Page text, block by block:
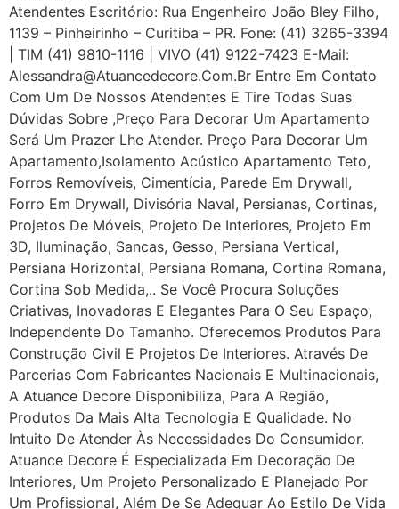
Atendentes Escritório: Rua Engenheiro João Bley Filho,
1139 – Pinheirinho – Curitiba – PR. Fone: (41) 3265-3394
| TIM (41) 9810-1116 | VIVO (41) 9122-7423 E-Mail:
Alessandra@atuancedecore.com.br Entre Em Contato
Com Um De Nossos Atendentes E Tire Todas Suas
Dúvidas Sobre ,Preço Para Decorar Um Apartamento
Será Um Prazer Lhe Atender. Preço Para Decorar Um
Apartamento,Isolamento Acústico Apartamento Teto,
Forros Removíveis, Cimentícia, Parede Em Drywall,
Forro Em Drywall, Divisória Naval, Persianas, Cortinas,
Projetos De Móveis, Projeto De Interiores, Projeto Em
3D, Iluminação, Sancas, Gesso, Persiana Vertical,
Persiana Horizontal, Persiana Romana, Cortina Romana,
Cortina Sob Medida,.. Se Você Procura Soluções
Criativas, Inovadoras E Elegantes Para O Seu Espaço,
Independente Do Tamanho. Oferecemos Produtos Para
Construção Civil E Projetos De Interiores. Através De
Parcerias Com Fabricantes Nacionais E Multinacionais,
A Atuance Decore Disponibiliza, Para A Região,
Produtos Da Mais Alta Tecnologia E Qualidade. No
Intuito De Atender Às Necessidades Do Consumidor.
Atuance Decore É Especializada Em Decoração De
Interiores, Um Projeto Personalizado E Planejado Por
Um Profissional, Além De Se Adequar Ao Estilo De Vida